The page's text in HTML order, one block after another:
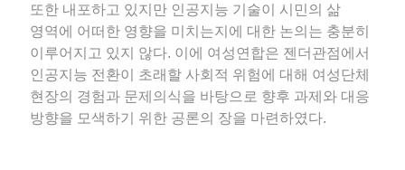
또한 내포하고 있지만 인공지능 기술이 시민의 삶
영역에 어떠한 영향을 미치는지에 대한 논의는 충분히
이루어지고 있지 않다. 이에 여성연합은 젠더관점에서
인공지능 전환이 초래할 사회적 위험에 대해 여성단체
현장의 경험과 문제의식을 바탕으로 향후 과제와 대응
방향을 모색하기 위한 공론의 장을 마련하였다.